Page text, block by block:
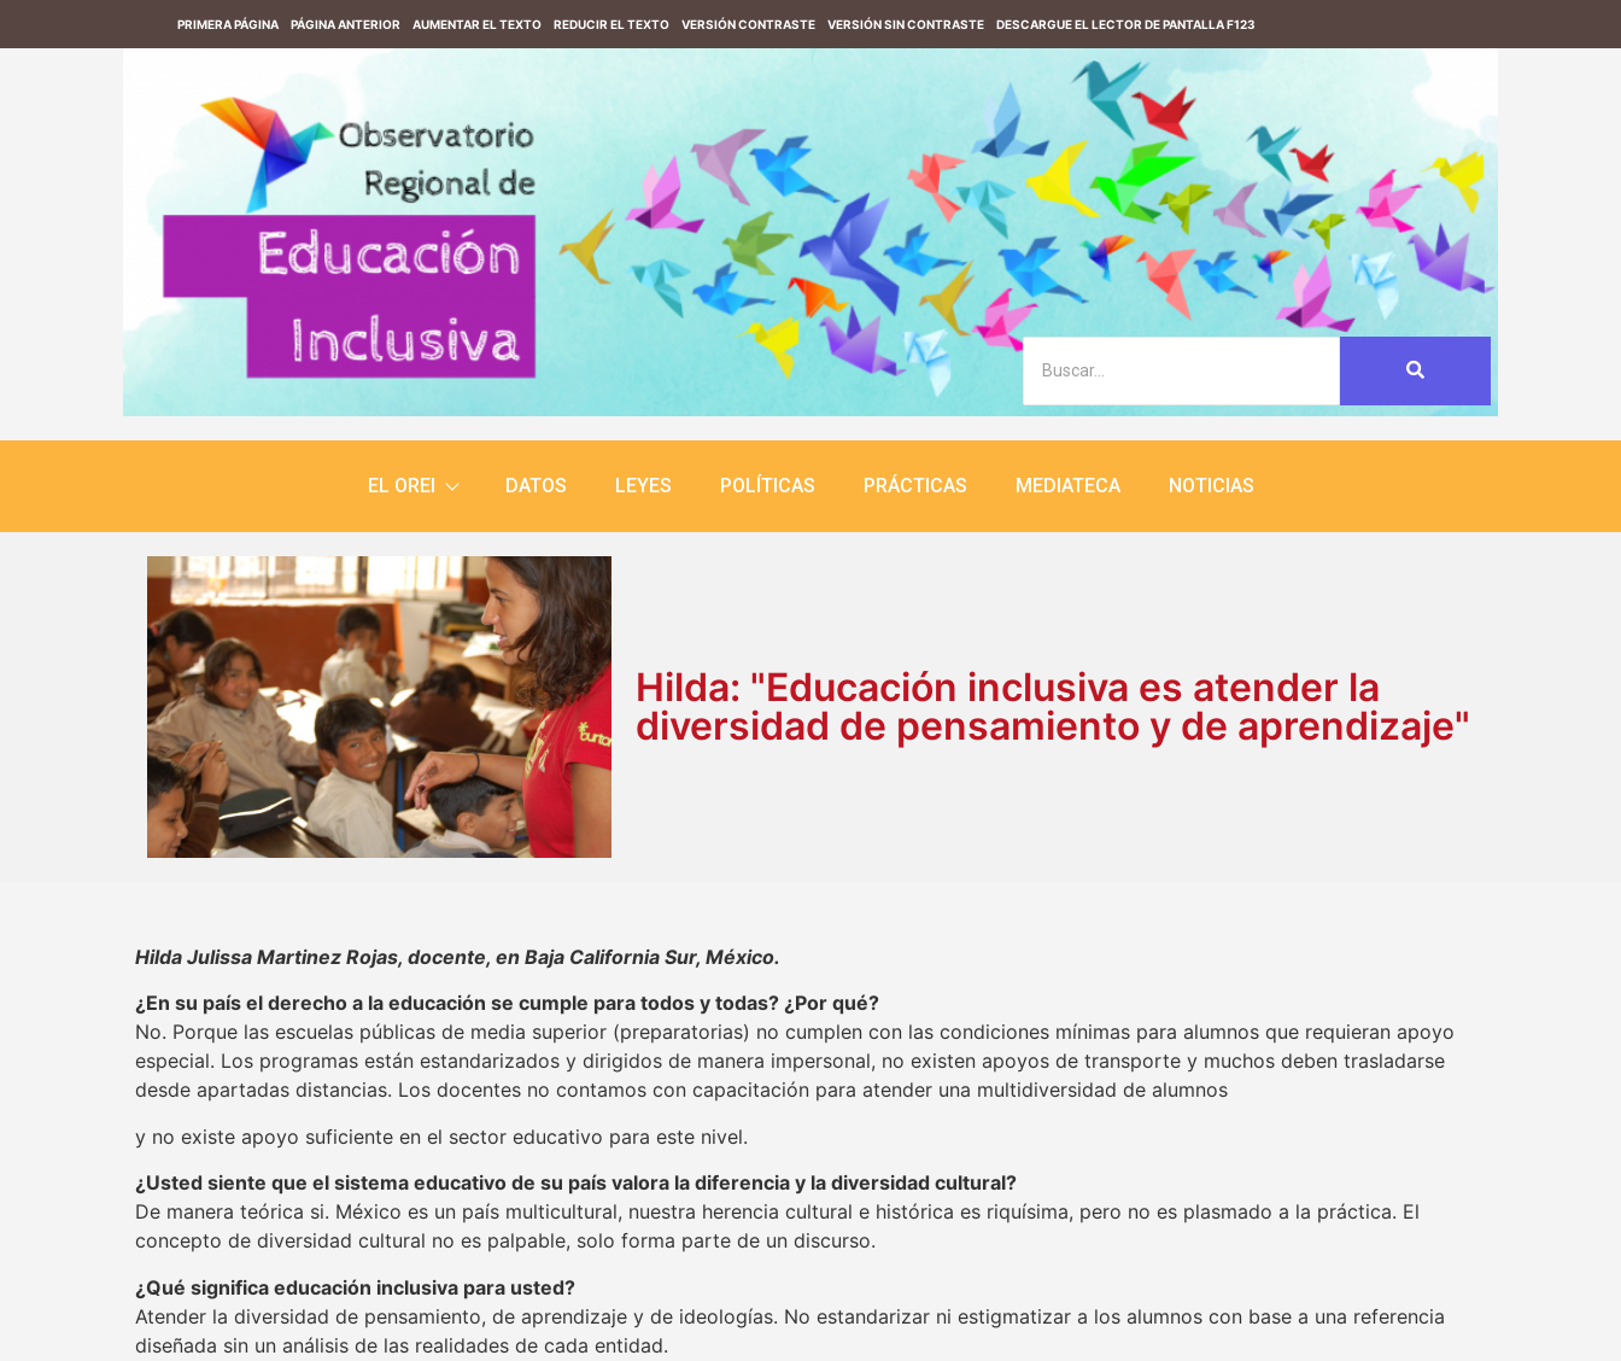
PRIMERA PÁGINA PÁGINA ANTERIOR AUMENTAR EL TEXTO REDUCIR EL TEXTO VERSIÓN CONTRASTE VERSIÓN SIN CONTRASTE DESCARGUE EL LECTOR DE PANTALLA F123
EL OREI DATOS LEYES POLÍTICAS PRÁCTICAS MEDIATECA NOTICIAS
Hilda: "Educación inclusiva es atender la
diversidad de pensamiento y de aprendizaje"
Hilda Julissa Martinez Rojas, docente, en Baja California Sur, México.
¿En su país el derecho a la educación se cumple para todos y todas? ¿Por qué?
No. Porque las escuelas públicas de media superior (preparatorias) no cumplen con las condiciones mínimas para alumnos que requieran apoyo
especial. Los programas están estandarizados y dirigidos de manera impersonal, no existen apoyos de transporte y muchos deben trasladarse
desde apartadas distancias. Los docentes no contamos con capacitación para atender una multidiversidad de alumnos
y no existe apoyo suficiente en el sector educativo para este nivel.
¿Usted siente que el sistema educativo de su país valora la diferencia y la diversidad cultural?
De manera teórica si. México es un país multicultural, nuestra herencia cultural e histórica es riquísima, pero no es plasmado a la práctica. El
concepto de diversidad cultural no es palpable, solo forma parte de un discurso.
¿Qué significa educación inclusiva para usted?
Atender la diversidad de pensamiento, de aprendizaje y de ideologías. No estandarizar ni estigmatizar a los alumnos con base a una referencia
diseñada sin un análisis de las realidades de cada entidad.